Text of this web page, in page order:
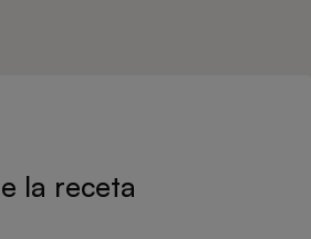
la receta